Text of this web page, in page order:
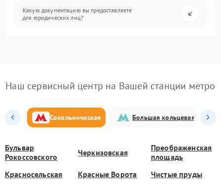
Какую документацию вы предоставляете
для юридических лиц?
Наш сервисный центр на Вашей станции метро
Сокольническая Большая кольцевая
Бульвар
Рокоссовского
Черкизовская
Преображенская
площадь
Красносельская
Красные Ворота
Чистые пруды